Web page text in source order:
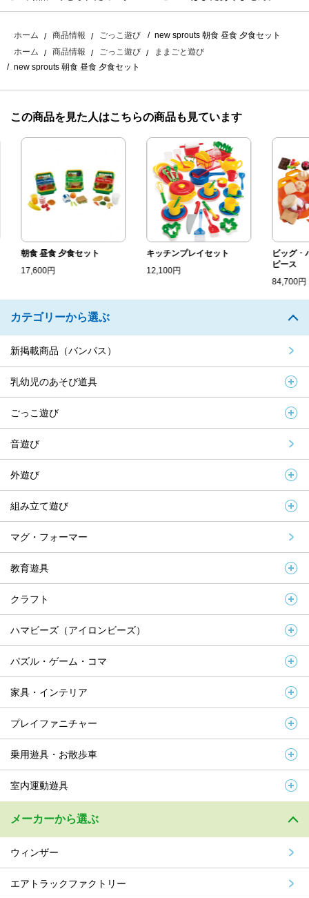
ホーム 商品情報 ごっこ遊び
new sprouts 朝食 昼食 夕食セット
ホーム
商品情報 ごっこ遊び
ままごと遊び
new sprouts 朝食 昼食 夕食セット
この商品を見た人はこちらの商品も見ています
朝食 昼食 夕食セット
17,600円
キッチンプレイセット
12,100円
ビッグ ･ ハ
ピース
84,700円
カテゴリーから選ぶ
新掲載商品（バンパス）
乳幼児のあそび道具
ごっこ遊び
音遊び
外遊び
組み立て遊び
マグ・フォーマー
教育遊具
クラフト
ハマビーズ（アイロンビーズ）
パズル・ゲーム・コマ
家具・インテリア
プレイファニチャー
乗用遊具・お散歩車
室内運動遊具
メーカーから選ぶ
ウィンザー
エアトラックファクトリー